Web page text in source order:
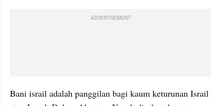
ADVERTISEMENT
Bani israil adalah panggilan bagi kaum keturunan Israil